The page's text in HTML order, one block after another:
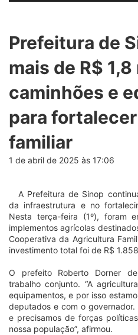
Prefeitura de
mais de R$
caminhões e
para
familiar
1 de abril de 2025 às 17:06
A Prefeitura de Sinop
da infraestrutura e no
Nesta terça-feira (1º), foram
implementos agrícolas
Cooperativa da Agricultura
investimento total foi de R$
O prefeito Roberto Dorner
trabalho conjunto. “A
equipamentos, e por isso
deputados e com o
e precisamos de forças
nossa população”, afirmou.